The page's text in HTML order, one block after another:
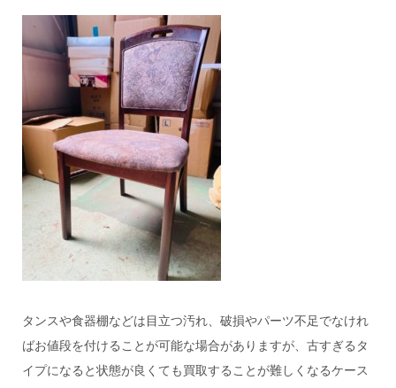
タンスや食器棚などは目立つ汚れ、破損やパーツ不足でなけれ
ばお値段を付けることが可能な場合がありますが、古すぎるタ
イプになると状態が良くても買取することが難しくなるケース